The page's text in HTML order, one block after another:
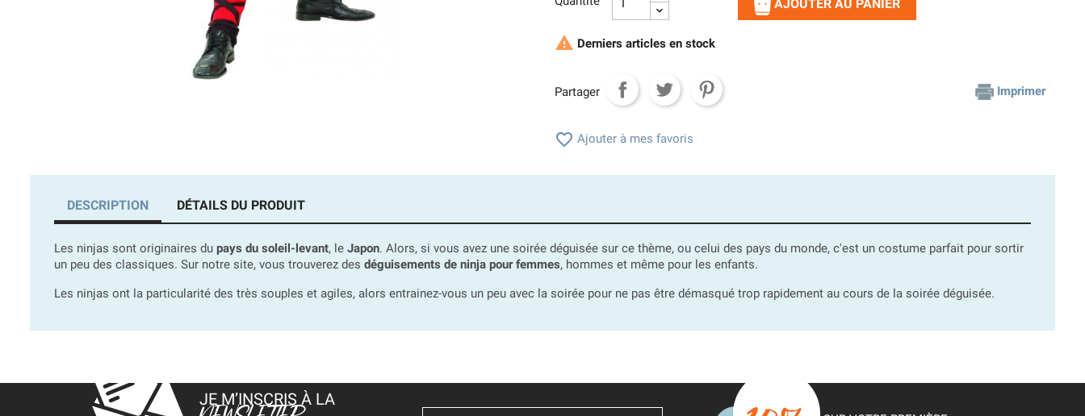
AJOUTER AU PANIER
 Derniers articles en stock
Partager Imprimer
 Ajouter à mes favoris
DESCRIPTION DÉTAILS DU PRODUIT
Les ninjas sont originaires du pays du soleil-levant, le Japon. Alors, si vous avez une soirée déguisée sur ce thème, ou celui des pays du monde, c'est un costume parfait pour sortir
un peu des classiques. Sur notre site, vous trouverez des déguisements de ninja pour femmes, hommes et même pour les enfants.
Les ninjas ont la particularité des très souples et agiles, alors entrainez-vous un peu avec la soirée pour ne pas être démasqué trop rapidement au cours de la soirée déguisée.
JE M’INSCRIS À LA